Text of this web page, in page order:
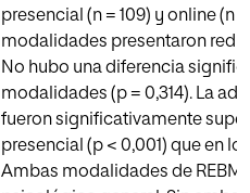
presencial (n = 109) y online (n
modalidades presentaron
No hubo una diferencia
modalidades (p = 0,314). La
fueron significativamente
presencial (p < 0,001) que en
Ambas modalidades de REBM